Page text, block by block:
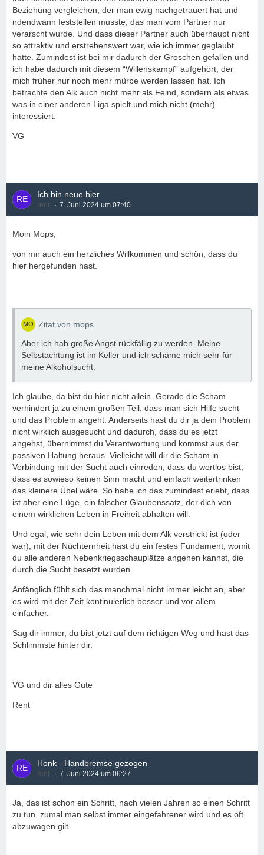
Beziehung vergleichen, der man ewig nachgetrauert hat und
irdendwann feststellen musste, das man vom Partner nur
verarscht wurde. Und dass dieser Partner auch überhaupt nicht
so attraktiv und erstrebenswert war, wie ich immer geglaubt
hatte. Zumindest ist bei mir dadurch der Groschen gefallen und
ich habe dadurch mit diesem “Willenskampf” aufgehört, der
mich früher nur noch mehr mürbe werden lassen hat. Ich
betrachte den Alk auch nicht mehr als Feind, sondern als etwas
was in einer anderen Liga spielt und mich nicht (mehr)
interessiert.
VG
Ich bin neue hier
rent 7. Juni 2024 um 07:40
Moin Mops,
von mir auch ein herzliches Willkommen und schön, dass du
hier hergefunden hast.
Zitat von mops
Aber ich hab große Angst rückfällig zu werden. Meine
Selbstachtung ist im Keller und ich schäme mich sehr für
meine Alkoholsucht.
Ich glaube, da bist du hier nicht allein. Gerade die Scham
verhindert ja zu einem großen Teil, dass man sich Hilfe sucht
und das Problem angeht. Anderseits hast du dir ja dein Problem
nicht wirklich ausgesucht und dadurch, dass du es jetzt
angehst, übernimmst du Verantwortung und kommst aus der
passiven Haltung heraus. Vielleicht will dir die Scham in
Verbindung mit der Sucht auch einreden, dass du wertlos bist,
dass es sowieso keinen Sinn macht und einfach weitertrinken
das kleinere Übel wäre. So habe ich das zumindest erlebt, dass
ist aber eine Lüge, ein falscher Glaubenssatz, der dich von
einem wirklichen Leben in Freiheit abhalten will.
Und egal, wie sehr dein Leben mit dem Alk verstrickt ist (oder
war), mit der Nüchternheit hast du ein festes Fundament, womit
du alle anderen Nebenkriegsschauplätze angehen kannst, die
durch die Sucht besetzt wurden.
Anfänglich fühlt sich das manchmal nicht immer leicht an, aber
es wird mit der Zeit kontinuierlich besser und vor allem
einfacher.
Sag dir immer, du bist jetzt auf dem richtigen Weg und hast das
Schlimmste hinter dir.
VG und dir alles Gute
Rent
Honk - Handbremse gezogen
rent 7. Juni 2024 um 06:27
Ja, das ist schon ein Schritt, nach vielen Jahren so einen Schritt
zu tun, zumal man selbst immer eingefahrener wird und es oft
abzuwägen gilt.